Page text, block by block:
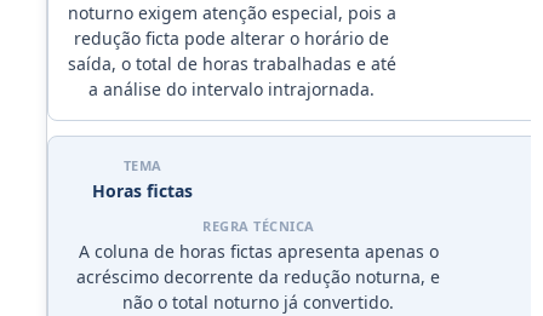
noturno exigem atenção especial, pois a
redução ficta pode alterar o horário de
saída, o total de horas trabalhadas e até
a análise do intervalo intrajornada.
Horas fictas
A coluna de horas fictas apresenta apenas o
acréscimo decorrente da redução noturna, e
não o total noturno já convertido.